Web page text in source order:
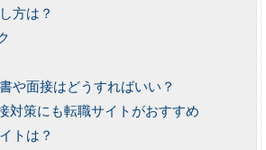
方は？
や面接はどうすればいい？
対策にも転職サイトがおすすめ
トは？